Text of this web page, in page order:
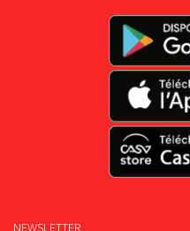
NEWSLETTER